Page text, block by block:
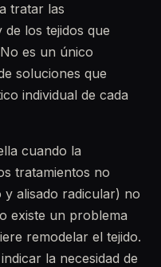
tratar las
los tejidos que
es un único
soluciones que
individual de cada
cuando la
tratamientos no
alisado radicular) no
existe un problema
remodelar el tejido.
la necesidad de